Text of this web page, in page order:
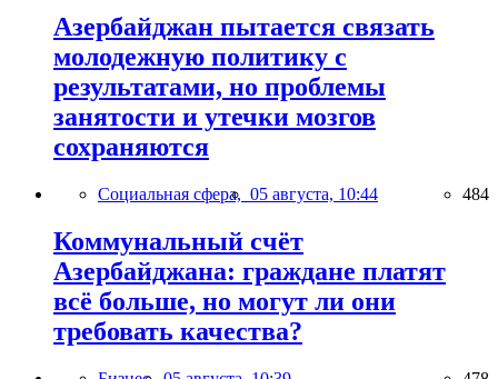
Азербайджан пытается связать
молодежную политику с
результатами, но проблемы
занятости и утечки мозгов
сохраняются
Социальная сфера, 05 августа, 10:44 484
Коммунальный счёт
Азербайджана: граждане платят
всё больше, но могут ли они
требовать качества?